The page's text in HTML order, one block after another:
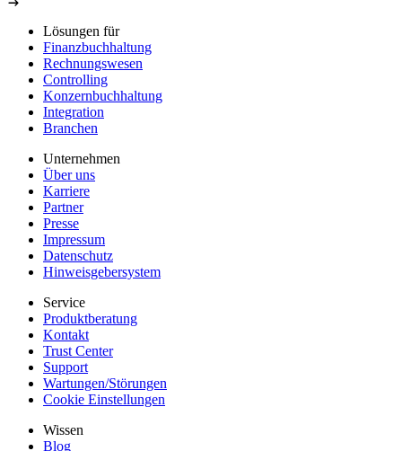
Lösungen für
Finanzbuchhaltung
Rechnungswesen
Controlling
Konzernbuchhaltung
Integration
Branchen
Unternehmen
Über uns
Karriere
Partner
Presse
Impressum
Datenschutz
Hinweisgebersystem
Service
Produktberatung
Kontakt
Trust Center
Support
Wartungen/Störungen
Cookie Einstellungen
Wissen
Blog